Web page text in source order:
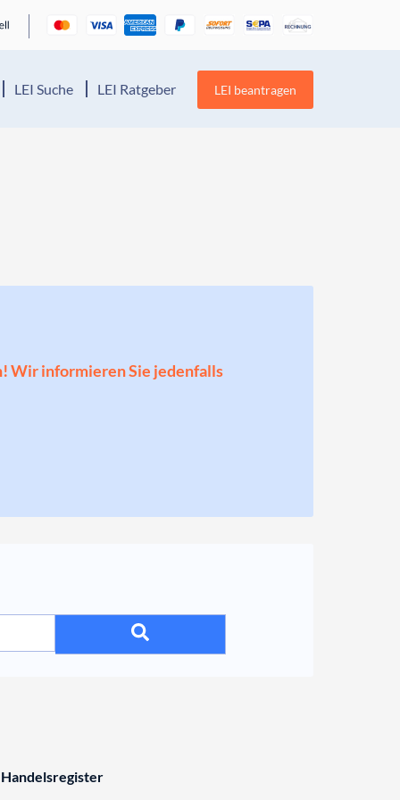
LEI Suche LEI Ratgeber LEI beantragen
Wir informieren Sie jedenfalls